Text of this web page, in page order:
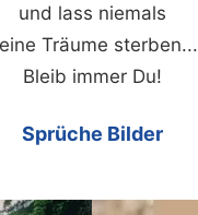
und lass niemals
Träume sterben...
Bleib immer Du!
Sprüche Bilder